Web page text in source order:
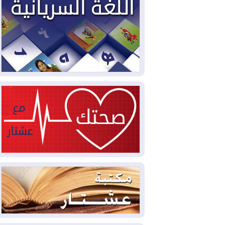
2026-08-04بيترو يشكو تزوير الانتخابات
الرئاسية ويحذر من "حرب أهلية" في
كولومبيا
2026-08-03رئيس إقليم كوردستان في
2026-08-03
العراق يؤكد مجدداً التزامه
بمنع الهجمات على الدول المجاورة
2026-08-03
العجز والاقتراض يطوقان
المالية العراقية.. اقتراض يتجاوز 3 تريليونات
دينار!
2026-08-03كوبا تغرق في الظلام مجددا
وانهيار الشبكة الكهربائية
2026-08-03
أوامر بإجلاء 60 ألف شخص